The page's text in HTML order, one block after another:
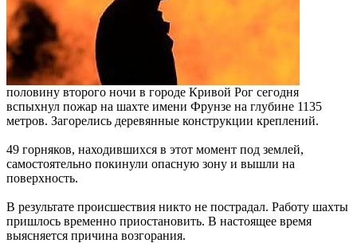
половину второго ночи в городе Кривой Рог сегодня
вспыхнул пожар на шахте имени Фрунзе на глубине 1135
метров. Загорелись деревянные конструкции креплений.
49 горняков, находившихся в этот момент под землей,
самостоятельно покинули опасную зону и вышли на
поверхность.
В результате происшествия никто не пострадал. Работу шахты
пришлось временно приостановить. В настоящее время
выясняется причина возгорания.